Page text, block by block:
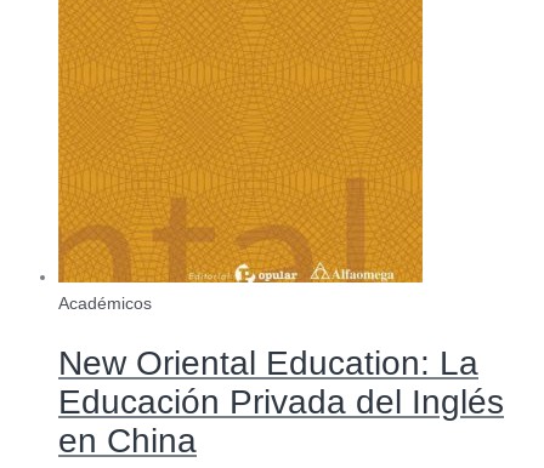
Académicos
New Oriental Education: La
Educación Privada del Inglés
en China